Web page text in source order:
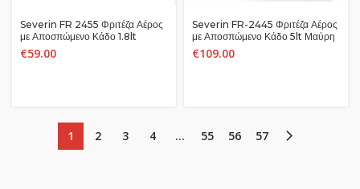
Severin FR 2455 Φριτέζα Αέρος
με Αποσπώμενο Κάδο 1.8lt
Μαύρη
€59.00
Severin FR-2445 Φριτέζα Αέρος
με Αποσπώμενο Κάδο 5lt Μαύρη
€109.00
1 2 3 4 … 55 56 57